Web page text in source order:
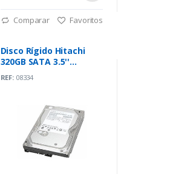
Comparar Favoritos
Disco Rígido Hitachi
320GB SATA 3.5''
REF:08334